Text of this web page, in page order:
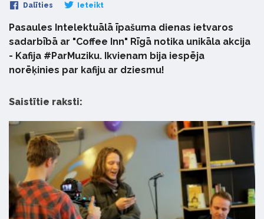
Dalīties Ieteikt
Pasaules Intelektuālā īpašuma dienas ietvaros
sadarbībā ar "Coffee Inn" Rīgā notika unikāla akcija
- Kafija #ParMuziku. Ikvienam bija iespēja
norēķinies par kafiju ar dziesmu!
Saistītie raksti: